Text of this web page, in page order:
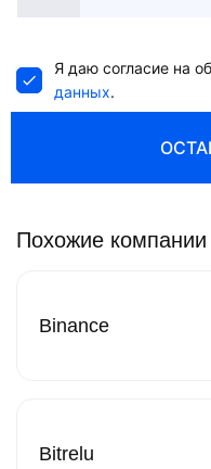
Я даю согласие на
данных.
Похожие компании
Binance
Bitrelu